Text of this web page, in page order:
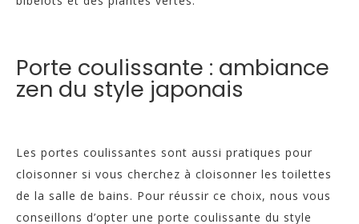
Porte coulissante : ambiance
zen du style japonais
Les portes coulissantes sont aussi pratiques pour
cloisonner si vous cherchez à cloisonner les toilettes
de la salle de bains. Pour réussir ce choix, nous vous
conseillons d’opter une porte coulissante du style